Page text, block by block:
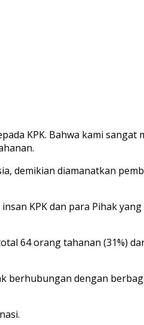
KPK. Bahwa kami sangat
demikian diamanatkan
KPK dan para Pihak
64 orang tahanan (31%)
berhubungan dengan